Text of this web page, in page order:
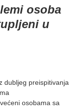
osoba
u
dubljeg preispitivanja
osobama sa